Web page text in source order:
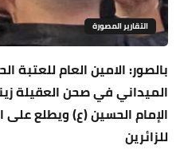
التقارير المصورة
بالصور: الامين العام
الميداني في صحن العقيلة
الإمام الحسين (ع) ويطلع
للزائرين